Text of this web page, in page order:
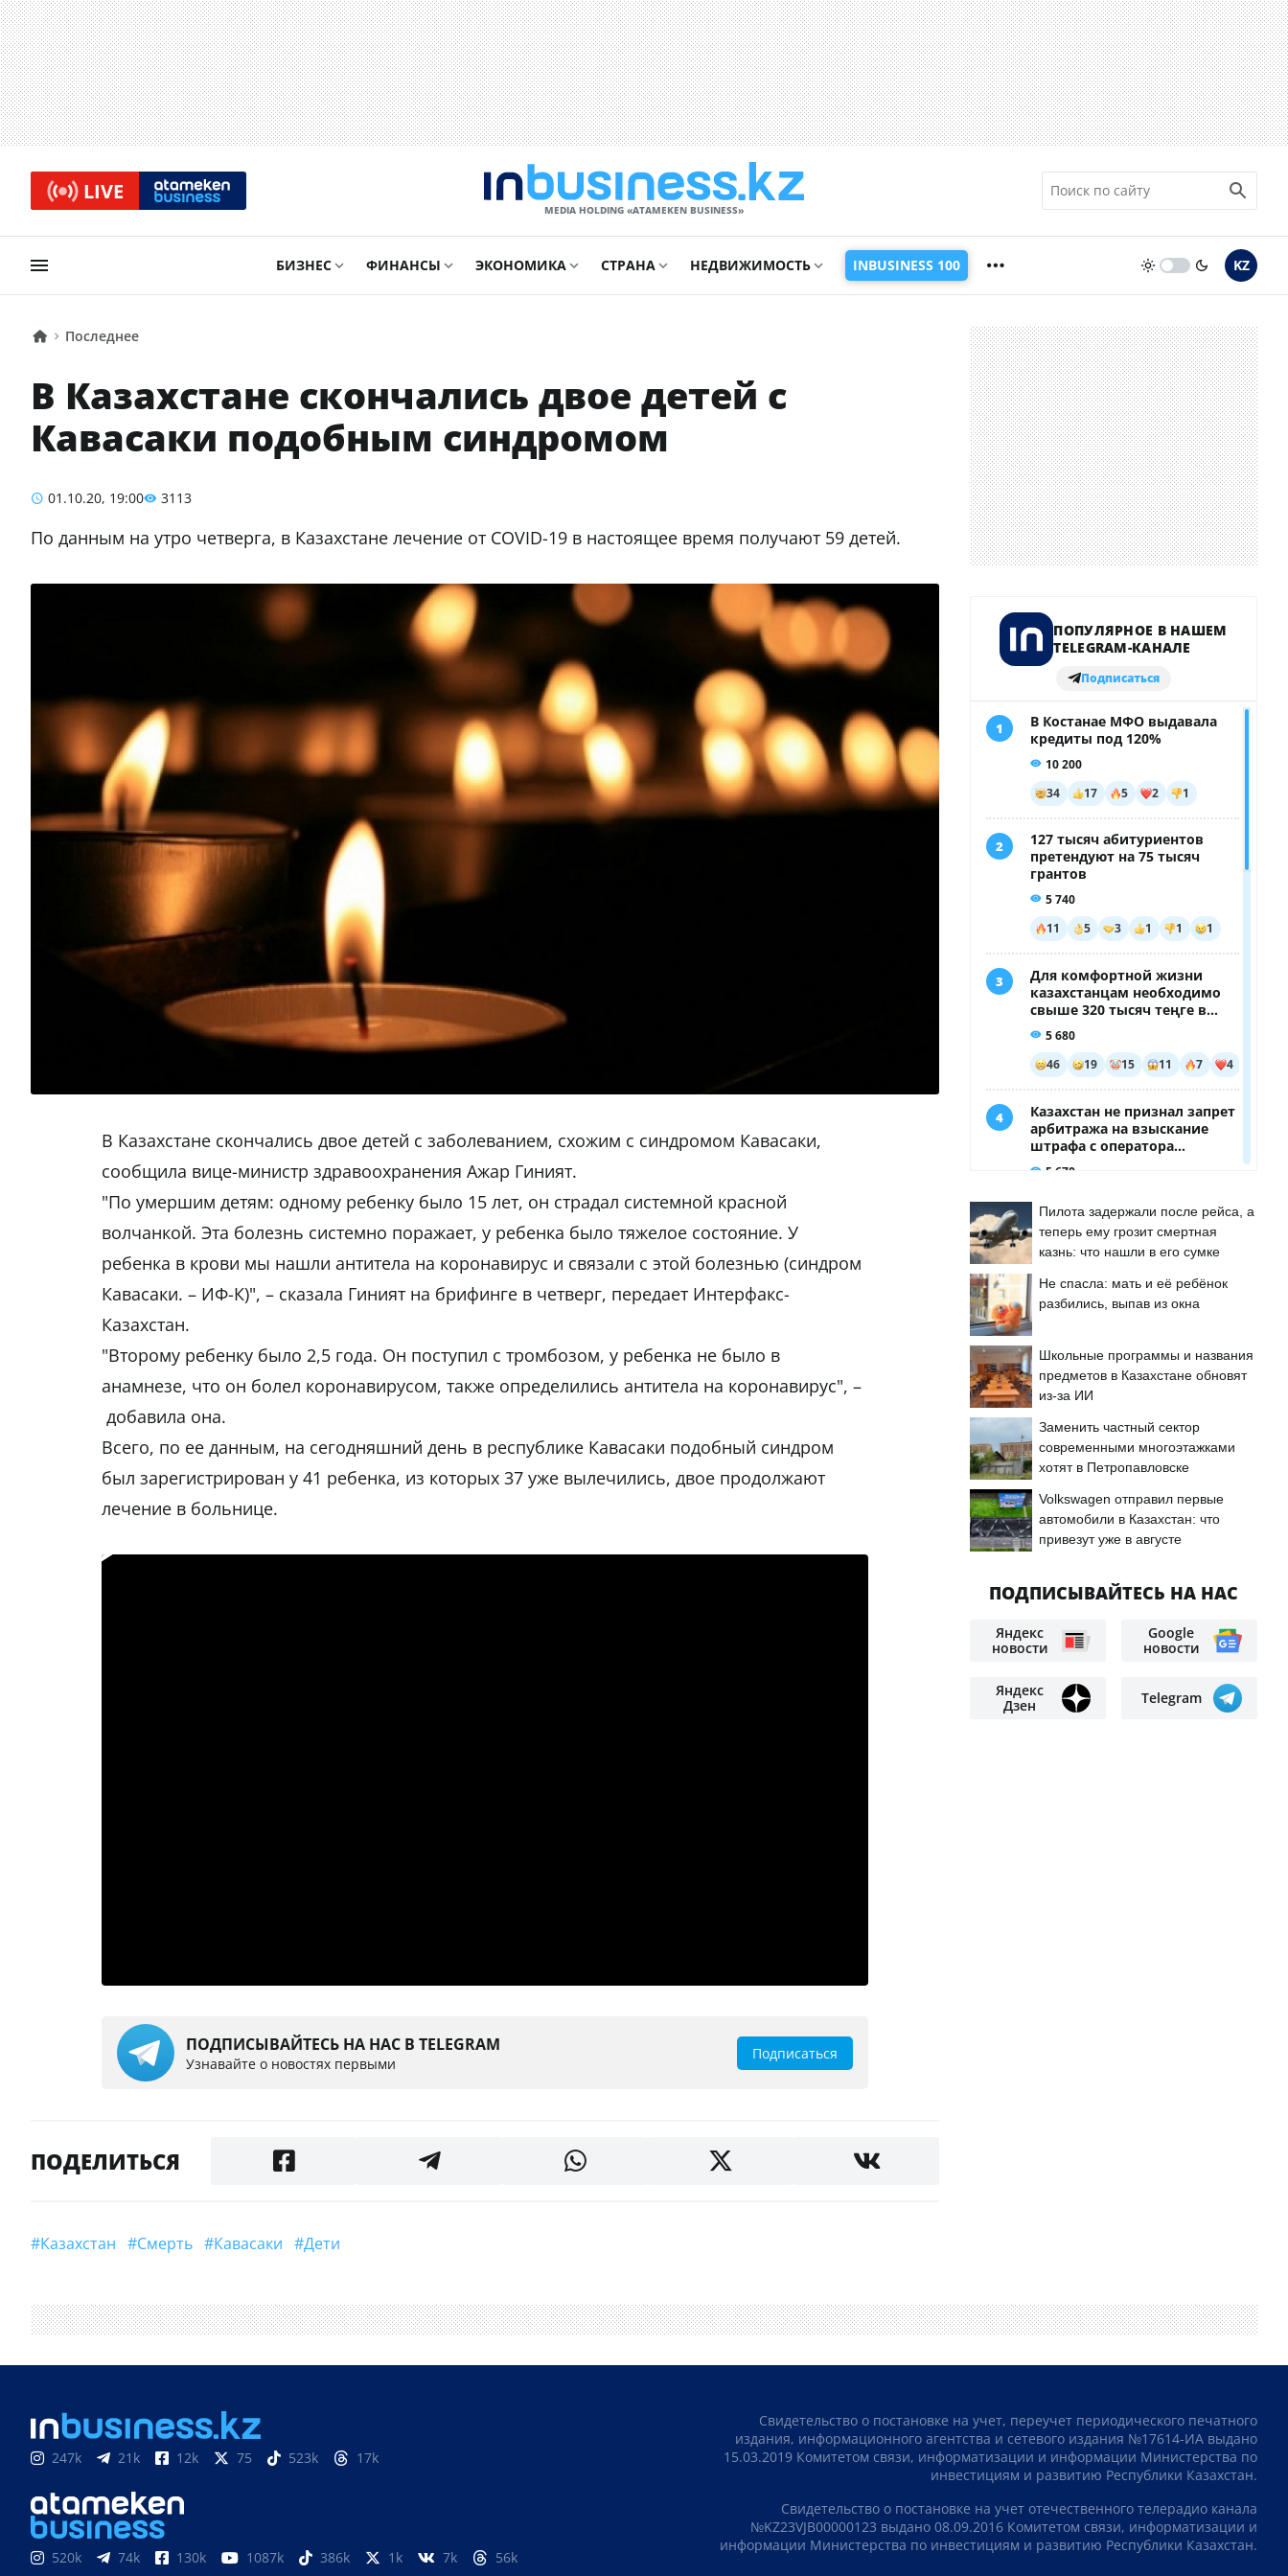
LIVE
MEDIA HOLDING «ATAMEKЕN BUSINESS»
БИЗНЕС ФИНАНСЫ ЭКОНОМИКА СТРАНА НЕДВИЖИМОСТЬ INBUSINESS 100 KZ
Последнее
В Казахстане скончались двое детей с
Кавасаки подобным синдромом
01.10.20, 19:00 3113
По данным на утро четверга, в Казахстане лечение от COVID-19 в настоящее время получают 59 детей.
В Казахстане скончались двое детей с заболеванием, схожим с синдромом Кавасаки,
сообщила вице-министр здравоохранения Ажар Гиният.
"По умершим детям: одному ребенку было 15 лет, он страдал системной красной
волчанкой. Эта болезнь системно поражает, у ребенка было тяжелое состояние. У
ребенка в крови мы нашли антитела на коронавирус и связали с этой болезнью (синдром
Кавасаки. – ИФ-К)", – сказала Гиният на брифинге в четверг, передает Интерфакс-
Казахстан.
"Второму ребенку было 2,5 года. Он поступил с тромбозом, у ребенка не было в
анамнезе, что он болел коронавирусом, также определились антитела на коронавирус", –
добавила она.
Всего, по ее данным, на сегодняшний день в республике Кавасаки подобный синдром
был зарегистрирован у 41 ребенка, из которых 37 уже вылечились, двое продолжают
лечение в больнице.
ПОДПИСЫВАЙТЕСЬ НА НАС В TELEGRAM
Узнавайте о новостях первыми
Подписаться
ПОДЕЛИТЬСЯ
#Казахстан #смерть #Кавасаки #дети
Пилота задержали после рейса, а
теперь ему грозит смертная
казнь: что нашли в его сумке
Не спасла: мать и её ребёнок
разбились, выпав из окна
Школьные программы и названия
предметов в Казахстане обновят
из-за ИИ
Заменить частный сектор
современными многоэтажками
хотят в Петропавловске
Volkswagen отправил первые
автомобили в Казахстан: что
привезут уже в августе
ПОДПИСЫВАЙТЕСЬ НА НАС
Яндекс
новости
Google
новости
Яндекс
Дзен
Telegram
247k 21k 12k 75 523k 17k
520k 74k 130k 1087k 386k 1k 7k 56k
Свидетельство о постановке на учет, переучет периодического печатного
издания, информационного агентства и сетевого издания №17614-ИА выдано
15.03.2019 Комитетом связи, информатизации и информации Министерства по
инвестициям и развитию Республики Казахстан.
Свидетельство о постановке на учет отечественного телерадио канала
№KZ23VJB00000123 выдано 08.09.2016 Комитетом связи, информатизации и
информации Министерства по инвестициям и развитию Республики Казахстан.